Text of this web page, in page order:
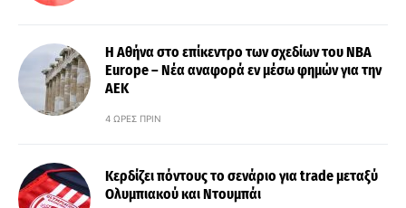
Η Αθήνα στο επίκεντρο των σχεδίων του NBA
Europe – Νέα αναφορά εν μέσω φημών για την
ΑΕΚ
4 ΏΡΕΣ ΠΡΙΝ
Κερδίζει πόντους το σενάριο για trade μεταξύ
Ολυμπιακού και Ντουμπάι